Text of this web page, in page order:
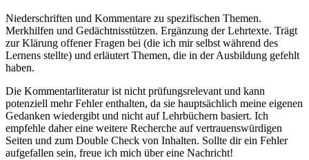
Niederschriften und Kommentare zu spezifischen Themen.
Merkhilfen und Gedächtnisstützen. Ergänzung der Lehrtexte. Trägt
zur Klärung offener Fragen bei (die ich mir selbst während des
Lernens stellte) und erläutert Themen, die in der Ausbildung gefehlt
haben.
Die Kommentarliteratur ist nicht prüfungsrelevant und kann
potenziell mehr Fehler enthalten, da sie hauptsächlich meine eigenen
Gedanken wiedergibt und nicht auf Lehrbüchern basiert. Ich
empfehle daher eine weitere Recherche auf vertrauenswürdigen
Seiten und zum Double Check von Inhalten. Sollte dir ein Fehler
aufgefallen sein, freue ich mich über eine Nachricht!